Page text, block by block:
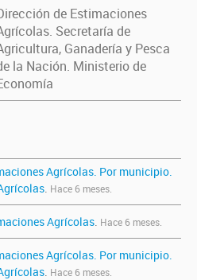
de Estimaciones
Secretaría de
Ganadería y Pesca
la Nación. Ministerio de
Agrícolas. Por municipio.
. Hace 6 meses.
Agrícolas. Hace 6 meses.
Agrícolas. Por municipio.
. Hace 6 meses.